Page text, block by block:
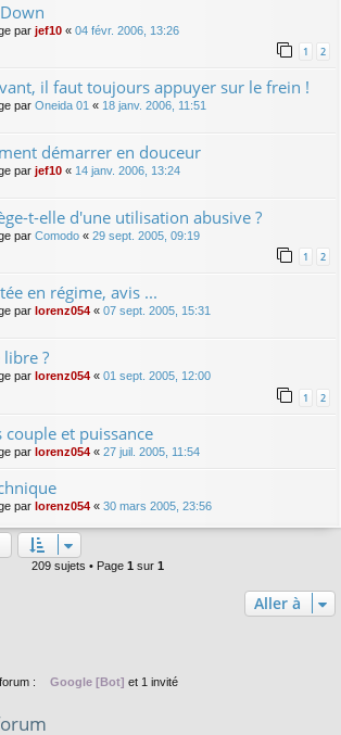
par jef10 « 04 févr. 2006, 13:26
1 2
il faut toujours appuyer sur le frein !
par Oneida 01 « 18 janv. 2006, 11:51
démarrer en douceur
par jef10 « 14 janv. 2006, 13:24
t-elle d'une utilisation abusive ?
par Comodo « 29 sept. 2005, 09:19
1 2
en régime, avis ...
par lorenz054 « 07 sept. 2005, 15:31
libre ?
par lorenz054 « 01 sept. 2005, 12:00
1 2
couple et puissance
par lorenz054 « 27 juil. 2005, 11:54
par lorenz054 « 30 mars 2005, 23:56
209 sujets • Page 1 sur 1
Aller à
: Google [Bot] et 1 invité